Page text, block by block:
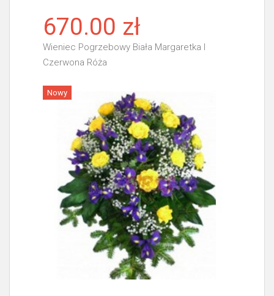
670.00 zł
Wieniec Pogrzebowy Biała Margaretka I
Czerwona Róża
Więcej
Nowy